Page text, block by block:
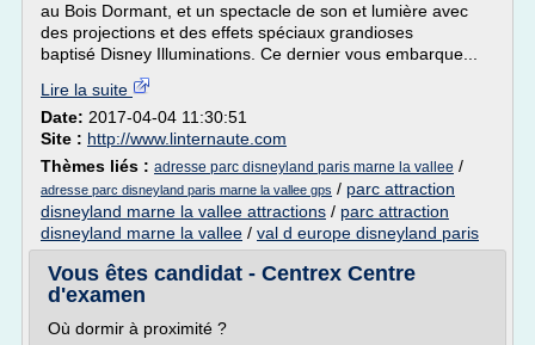
au Bois Dormant, et un spectacle de son et lumière avec
des projections et des effets spéciaux grandioses
baptisé Disney Illuminations. Ce dernier vous embarque...
Lire la suite
Date: 2017-04-04 11:30:51
Site : http://www.linternaute.com
Thèmes liés : adresse parc disneyland paris marne la vallee /
adresse parc disneyland paris marne la vallee gps / parc attraction
disneyland marne la vallee attractions / parc attraction
disneyland marne la vallee / val d europe disneyland paris
Vous êtes candidat - Centrex Centre
d'examen
Où dormir à proximité ?